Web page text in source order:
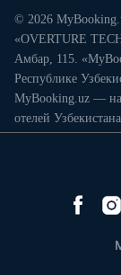
© 2026
«OVERTURE
Амбар, 115.
Республике
MyBooking.uz —
отелей